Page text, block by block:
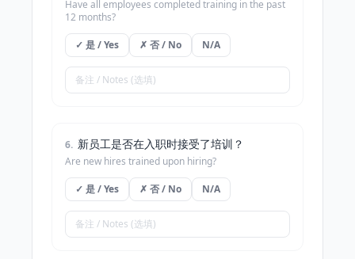
Have all employees completed training in the past
12 months?
✓ 是 / Yes ✗ 否 / No N/A
6. 新员工是否在入职时接受了培训？
Are new hires trained upon hiring?
✓ 是 / Yes ✗ 否 / No N/A